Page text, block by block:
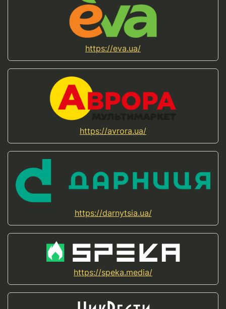
https://eva.ua/
https://avrora.ua/
https://darnytsia.ua/
https://speka.media/